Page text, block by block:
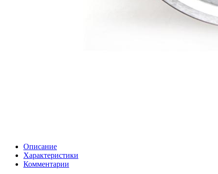
Описание
Характеристики
Комментарии